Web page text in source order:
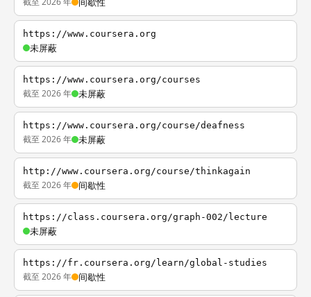
https://www.coursera.org
未屏蔽
https://www.coursera.org/courses
截至 2026 年 未屏蔽
https://www.coursera.org/course/deafness
截至 2026 年 未屏蔽
http://www.coursera.org/course/thinkagain
截至 2026 年 间歇性
https://class.coursera.org/graph-002/lecture
未屏蔽
https://fr.coursera.org/learn/global-studies
截至 2026 年 间歇性